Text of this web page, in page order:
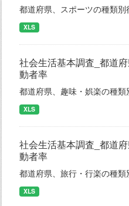
都道府県、スポーツの種類別
XLS
社会生活基本調査_都道
動者率
都道府県、趣味・娯楽の種類
XLS
社会生活基本調査_都道
動者率
都道府県、旅行・行楽の種類
XLS